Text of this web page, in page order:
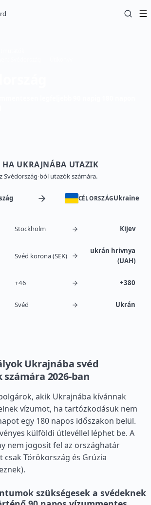
UKRAJNÁBA UTAZIK
Svédország-ból utazók számára.
CÉLORSZÁGUkraine
Stockholm Kijev
Svéd korona (SEK)
ukrán hrivnya
(UAH)
+46 +380
Svéd Ukrán
Ukrajnába svéd
2026-ban
akik Ukrajnába kívánnak
vízumot, ha tartózkodásuk nem
egy 180 napos időszakon belül.
külföldi útlevéllel léphet be. A
nem jogosít fel az országhatár
csak Törökország és Grúzia
szükségesek a svédeknek